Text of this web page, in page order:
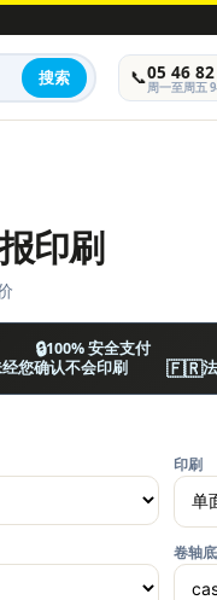
搜索 📞05 46
周一至周五
印刷
🔒100% 安全支付
您确认不会印刷 🇫🇷
印刷
卷轴